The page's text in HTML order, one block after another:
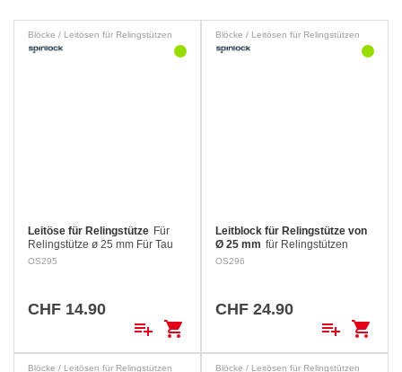
Blöcke / Leitösen für Relingstützen
Leitöse für Relingstütze Für
Relingstütze ø 25 mm Für Tau
bis: ø 12 mm
OS295
CHF 14.90
playlist_add shopping_cart
Blöcke / Leitösen für Relingstützen
Leitblock für Relingstütze von
Ø 25 mm für Relingstützen
Selbstausrichtend. Für Tau bis: ø
OS296
CHF 24.90
playlist_add shopping_cart
Blöcke / Leitösen für Relingstützen Blöcke / Leitösen für Relingstützen